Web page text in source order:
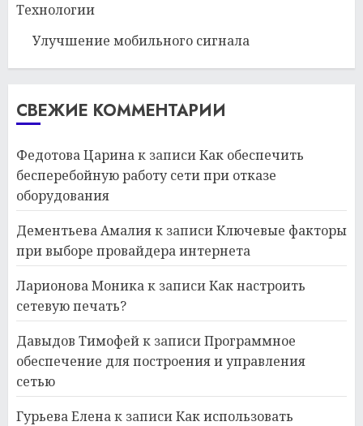
Технологии
Улучшение мобильного сигнала
СВЕЖИЕ КОММЕНТАРИИ
Федотова Царинак записиКак обеспечить
бесперебойную работу сети при отказе
оборудования
Дементьева Амалияк записиКлючевые факторы
при выборе провайдера интернета
Ларионова Моникак записиКак настроить
сетевую печать?
Давыдов Тимофейк записиПрограммное
обеспечение для построения и управления
сетью
Гурьева Еленак записиКак использовать